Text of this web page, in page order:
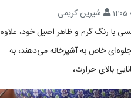
شیرین کریمی
با رنگ گرم و ظاهر اصیل خود، علاوه
جلوه‌ای خاص به آشپزخانه می‌دهند، به
بالای حرارت،...